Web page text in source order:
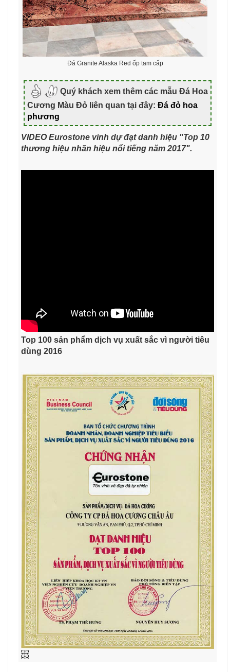
Đá Granite Alaska Red ốp tam cấp
Quý khách xem thêm các mẫu Đá Hoa
Cương Màu Đỏ liên quan tại đây: Đá đỏ hoa
phương
VIDEO Eurostone vinh dự đạt danh hiệu "Top 10
thương hiệu nhãn hiệu nổi tiếng năm 2017".
Top 100 sản phẩm dịch vụ xuất sắc vì người tiêu
dùng 2016